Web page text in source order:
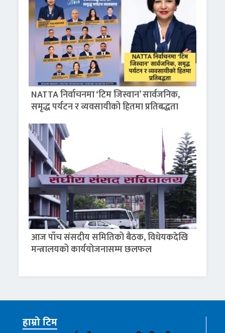
NATTA निर्वाचनमा ‘टिम जिस्वान’ सार्वजनिक,
समृद्ध पर्यटन र व्यवसायीको हितमा प्रतिबद्धता
आज पाँच संसदीय समितिको बैठक, विधेयकदेखि
मन्त्रालयको कार्ययोजनासम्म छलफल
हाम्रो टिम